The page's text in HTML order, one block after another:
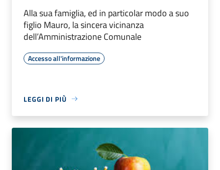
Alla sua famiglia, ed in particolar modo a suo
figlio Mauro, la sincera vicinanza
dell’Amministrazione Comunale
Accesso all'informazione
LEGGI DI PIÙ